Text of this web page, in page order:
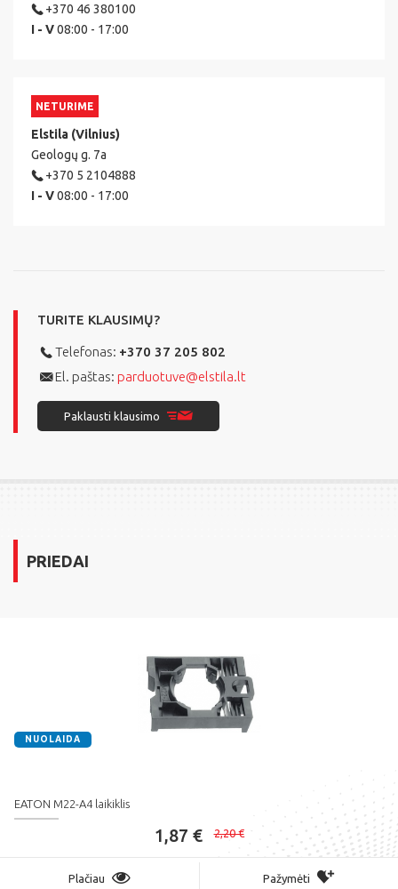
+370 46 380100
I - V08:00 - 17:00
NETURIME
Elstila (Vilnius)
Geologų g. 7a
+370 5 2104888
I - V08:00 - 17:00
TURITE KLAUSIMŲ?
Telefonas: +370 37 205 802
El. paštas: parduotuve@elstila.lt
Paklausti klausimo
PRIEDAI
NUOLAIDA
EATON M22-A4 laikiklis
1,87 € 2,20 €
Plačiau Pažymėti